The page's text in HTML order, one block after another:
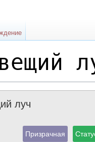
луч
Призрачная